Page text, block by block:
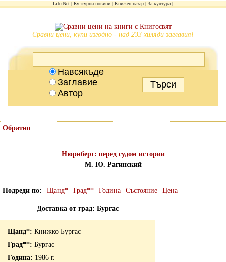
LiterNet Културни новини Книжен пазар За култура
Сравни цени, купи изгодно - над 233 хиляди заглавия!
Навсякъде
Заглавие
Автор
Обратно
Нюрнберг: перед судом истории
М. Ю. Рагинский
Подреди по Щанд* Град** Година Състояние Цена
Доставка от град: Бургас
Книжко Бургас
Бургас
1986 г.